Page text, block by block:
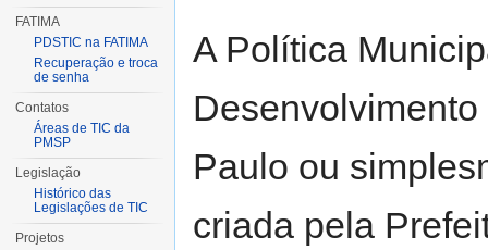
A Política
Paulo ou
criada pela
FATIMA
PDSTIC na FATIMA
Recuperação e troca
de senha
Contatos
Áreas de TIC da
PMSP
Legislação
Histórico das
Legislações de TIC
Projetos